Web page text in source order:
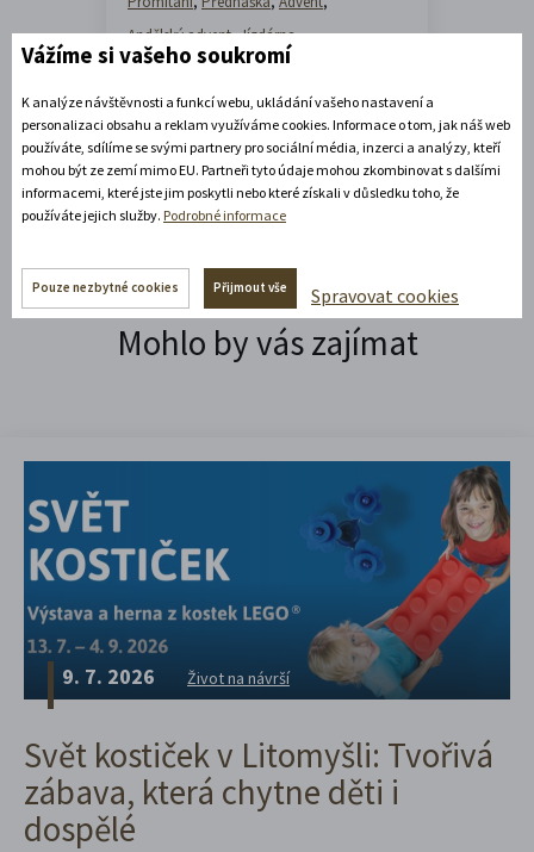
Andělský advent,Jízdárna,
Coworking Kočárovna,Sport
Tvář
Mohlo by vás zajímat
9. 7. 2026 Život na návrší
Svět kostiček v Litomyšli: Tvořivá
zábava, která chytne děti i
dospělé
Vážíme si vašeho soukromí
K analýze návštěvnosti a funkcí webu, ukládání vašeho nastavení a
personalizaci obsahu a reklam využíváme cookies. Informace o tom, jak náš web
používáte, sdílíme se svými partnery pro sociální média, inzerci a analýzy, kteří
mohou být ze zemí mimo EU. Partneři tyto údaje mohou zkombinovat s dalšími
informacemi, které jste jim poskytli nebo které získali v důsledku toho, že
používáte jejich služby. Podrobné informace
Pouze nezbytné cookies Přijmout vše Spravovat cookies